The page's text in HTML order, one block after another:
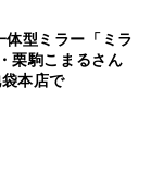
型ミラー「ミラ
栗駒こまるさん
本店で